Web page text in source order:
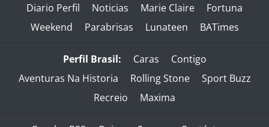
Diario Perfil Noticias Marie Claire
Fortuna
Weekend
Parabrisas Lunateen BATimes
Perfil Brasil: Caras
Contigo
Aventuras Na Historia
Rolling Stone
Sport Buzz
Recreio
Maxima